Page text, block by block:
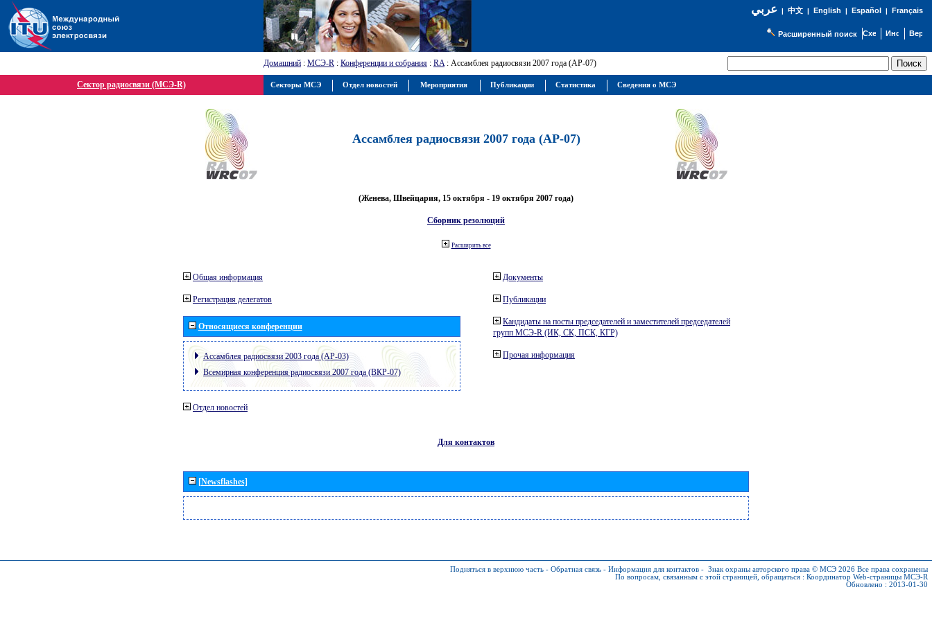
عربي| 中文| English | Español | Français
Расширенный поиск
Домашний : МСЭ-R : Конференции и собрания : RA: Ассамблея радиосвязи 2007 года (АР-07)
Сектор радиосвязи (МСЭ-R)
Ассамблея радиосвязи 2007 года (АР-07)
(Женева, Швейцария, 15 октября - 19 октября 2007 года)
Сборник резолюций
Расширить все
Общая информация
Регистрация делегатов
Относящиеся конференции
Ассамблея радиосвязи 2003 года (АР-03)
Всемирная конференция радиосвязи 2007 года (ВКР-07)
Отдел новостей
Документы
Публикации
Кандидаты на посты председателей и заместителей председателей
групп МСЭ-R (ИК, СК, ПСК, КГР)
Прочая информация
Для контактов
[Newsflashes]
Подняться в верхнюю часть - Обратная связь - Информация для контактов - Знак охраны авторского права © МСЭ 2026 Все права сохранены
По вопросам, связанным с этой страницей, обращаться : Координатор Web-страницы МСЭ-R
Обновлено : 2013-01-30
Секторы МСЭ Отдел новостей Мероприятия Публикации Статистика Сведения о МСЭ